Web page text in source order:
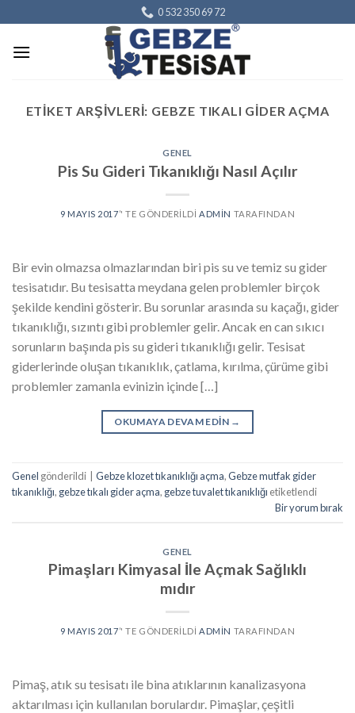
to
content
0 532 350 69 72
ETIKET ARŞIVLERI: GEBZE TIKALI GIDER AÇMA
GENEL
Pis Su Gideri Tıkanıklığı Nasıl Açılır
9 MAYIS 2017’' TE GÖNDERILDI ADMIN TARAFINDAN
Bir evin olmazsa olmazlarından biri pis su ve temiz su gider
tesisatıdır. Bu tesisatta meydana gelen problemler birçok
şekilde kendini gösterir. Bu sorunlar arasında su kaçağı, gider
tıkanıklığı, sızıntı gibi problemler gelir. Ancak en can sıkıcı
sorunların başında pis su gideri tıkanıklığı gelir. Tesisat
giderlerinde oluşan tıkanıklık, çatlama, kırılma, çürüme gibi
problemler zamanla evinizin içinde […]
OKUMAYA DEVAM EDIN →
Genel gönderildi Gebze klozet tıkanıklığı açma,Gebze mutfak gider
tıkanıklığı, gebze tıkalı gider açma, gebze tuvalet tıkanıklığı etiketlendi
Bir yorum bırak
GENEL
Pimaşları Kimyasal İle Açmak Sağlıklı
mıdır
9 MAYIS 2017’' TE GÖNDERILDI ADMIN TARAFINDAN
Pimaş, atık su tesisatı ile bina atıklarının kanalizasyona
aktarılması için kullanılan borulardır. Pimaşlar, çeşitli